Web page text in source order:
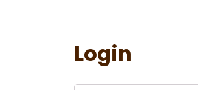
Login